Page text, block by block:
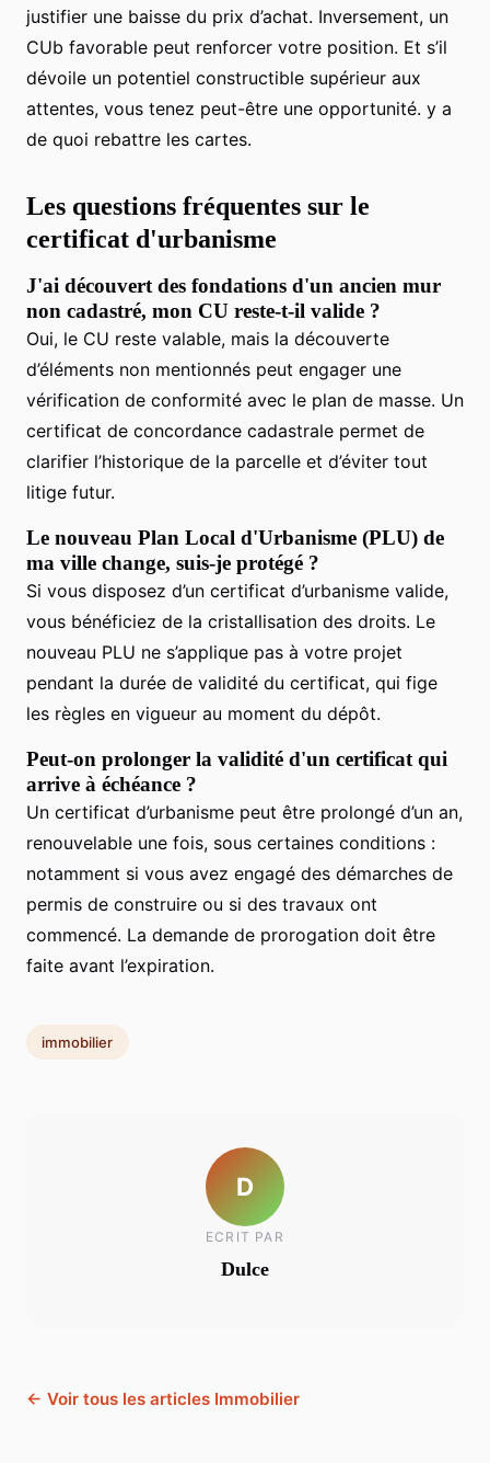
justifier une baisse du prix d’achat. Inversement, un
CUb favorable peut renforcer votre position. Et s’il
dévoile un potentiel constructible supérieur aux
attentes, vous tenez peut-être une opportunité. y a
de quoi rebattre les cartes.
Les questions fréquentes sur le
certificat d'urbanisme
J'ai découvert des fondations d'un ancien mur
non cadastré, mon CU reste-t-il valide ?
Oui, le CU reste valable, mais la découverte
d’éléments non mentionnés peut engager une
vérification de conformité avec le plan de masse. Un
certificat de concordance cadastrale permet de
clarifier l’historique de la parcelle et d’éviter tout
litige futur.
Le nouveau Plan Local d'Urbanisme (PLU) de
ma ville change, suis-je protégé ?
Si vous disposez d’un certificat d’urbanisme valide,
vous bénéficiez de la cristallisation des droits. Le
nouveau PLU ne s’applique pas à votre projet
pendant la durée de validité du certificat, qui fige
les règles en vigueur au moment du dépôt.
Peut-on prolonger la validité d'un certificat qui
arrive à échéance ?
Un certificat d’urbanisme peut être prolongé d’un an,
renouvelable une fois, sous certaines conditions :
notamment si vous avez engagé des démarches de
permis de construire ou si des travaux ont
commencé. La demande de prorogation doit être
faite avant l’expiration.
immobilier
D
ECRIT PAR
Dulce
← Voir tous les articles Immobilier